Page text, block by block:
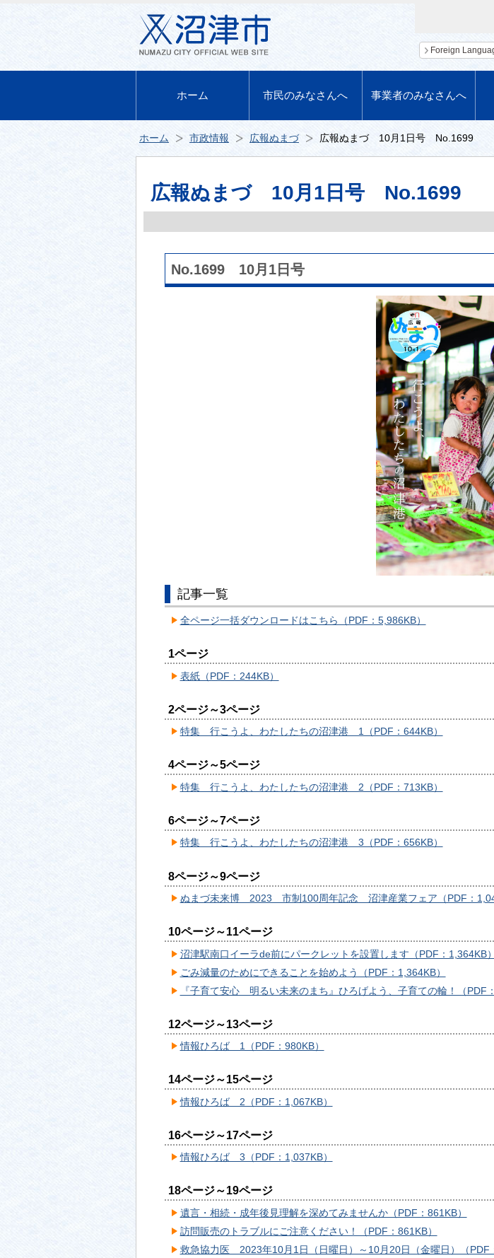
ホーム 市民のみなさんへ 事業者のみなさんへ
Foreign
ホーム 市政情報 広報ぬまづ 広報ぬまづ 10月1日号 No.1699
広報ぬまづ 10月1日号 No.1699
No.1699 10月1日号
記事一覧
全ページ一括ダウンロードはこちら（PDF：5,986KB）
1ページ
表紙（PDF：244KB）
2ページ～3ページ
特集 行こうよ、わたしたちの沼津港 1（PDF：644KB）
4ページ～5ページ
特集 行こうよ、わたしたちの沼津港 2（PDF：713KB）
6ページ～7ページ
特集 行こうよ、わたしたちの沼津港 3（PDF：656KB）
8ページ～9ページ
ぬまづ未来博 2023 市制100周年記念 沼津産業フェア（PDF：
10ページ～11ページ
沼津駅南口イーラde前にパークレットを設置します（PDF：1,364KB）
ごみ減量のためにできることを始めよう（PDF：1,364KB）
『子育て安心 明るい未来のまち』ひろげよう、子育ての輪！（PDF
12ページ～13ページ
情報ひろば 1（PDF：980KB）
14ページ～15ページ
情報ひろば 2（PDF：1,067KB）
16ページ～17ページ
情報ひろば 3（PDF：1,037KB）
18ページ～19ページ
遺言・相続・成年後見理解を深めてみませんか（PDF：861KB）
訪問販売のトラブルにご注意ください！（PDF：861KB）
救急協力医 2023年10月1日（日曜日）～10月20日（金曜日）（PDF